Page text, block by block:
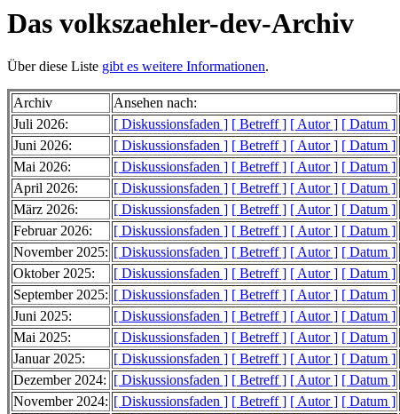
Das volkszaehler-dev-Archiv
Über diese Liste gibt es weitere Informationen.
Archiv Ansehen nach:
Juli 2026:
[ Diskussionsfaden ] [ Betreff ] [ Autor ] [ Datum ]
Juni 2026:
[ Diskussionsfaden ] [ Betreff ] [ Autor ] [ Datum ]
Mai 2026:
[ Diskussionsfaden ] [ Betreff ] [ Autor ] [ Datum ]
April 2026:
[ Diskussionsfaden ] [ Betreff ] [ Autor ] [ Datum ]
März 2026:
[ Diskussionsfaden ] [ Betreff ] [ Autor ] [ Datum ]
Februar 2026:
[ Diskussionsfaden ] [ Betreff ] [ Autor ] [ Datum ]
November 2025: [ Diskussionsfaden ] [ Betreff ] [ Autor ] [ Datum ]
Oktober 2025:
[ Diskussionsfaden ] [ Betreff ] [ Autor ] [ Datum ]
September 2025: [ Diskussionsfaden ] [ Betreff ] [ Autor ] [ Datum ]
Juni 2025:
[ Diskussionsfaden ] [ Betreff ] [ Autor ] [ Datum ]
Mai 2025:
[ Diskussionsfaden ] [ Betreff ] [ Autor ] [ Datum ]
Januar 2025:
[ Diskussionsfaden ] [ Betreff ] [ Autor ] [ Datum ]
Dezember 2024: [ Diskussionsfaden ] [ Betreff ] [ Autor ] [ Datum ]
November 2024: [ Diskussionsfaden ] [ Betreff ] [ Autor ] [ Datum ]